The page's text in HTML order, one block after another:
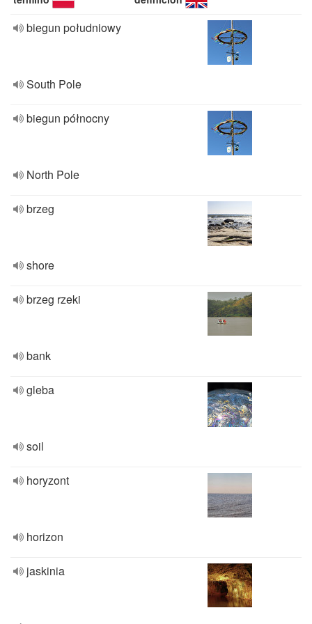
biegun południowy
South Pole
biegun północny
North Pole
brzeg
shore
brzeg rzeki
bank
gleba
soil
horyzont
horizon
jaskinia